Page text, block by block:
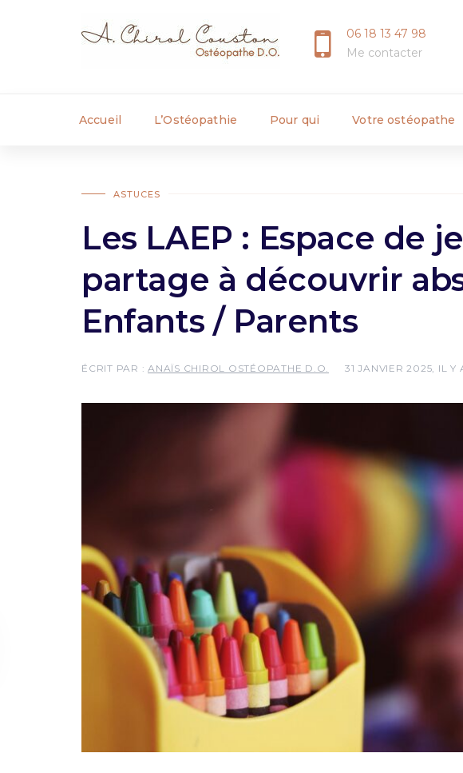
06 18 13 47 98
Me contacter
Accueil L’Ostéopathie Pour qui Votre ostéopathe
ASTUCES
Les LAEP : Espace de
partage à découvrir
Enfants / Parents
ÉCRIT PAR : ANAÏS CHIROL OSTÉOPATHE D.O. 31 JANVIER 2025, IL Y